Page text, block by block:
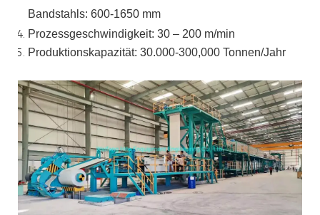
Bandstahls: 600-1650 mm
Prozessgeschwindigkeit: 30 – 200 m/min
Produktionskapazität: 30.000-300,000 Tonnen/Jahr